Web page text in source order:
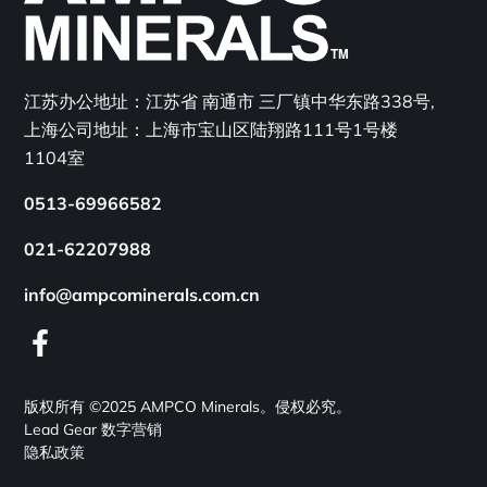
江苏办公地址：江苏省 南通市 三厂镇中华东路338号,
上海公司地址：上海市宝山区陆翔路111号1号楼
1104室
0513-69966582
021-62207988
info@ampcominerals.com.cn
版权所有 ©2025 AMPCO Minerals。侵权必究。
Lead Gear 数字营销
隐私政策